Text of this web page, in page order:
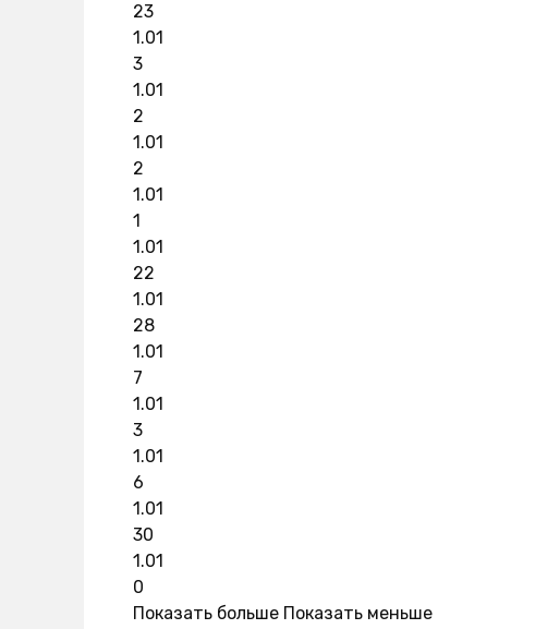
23
1.01
3
1.01
2
1.01
2
1.01
1
1.01
22
1.01
28
1.01
7
1.01
3
1.01
6
1.01
30
1.01
0
Показать больше Показать меньше